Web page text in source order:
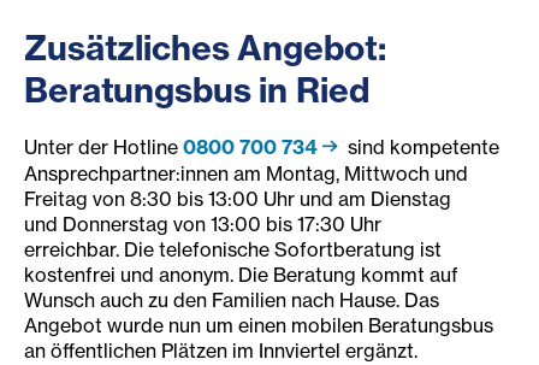
Zusätzliches Angebot:
Beratungsbus in Ried
Unter der Hotline 0800 700 734
sind kompetente
Ansprechpartner:innen am Montag, Mittwoch und
Freitag von 8:30 bis 13:00 Uhr und am Dienstag
und Donnerstag von 13:00 bis 17:30 Uhr
erreichbar. Die telefonische Sofortberatung ist
kostenfrei und anonym. Die Beratung kommt auf
Wunsch auch zu den Familien nach Hause. Das
Angebot wurde nun um einen mobilen Beratungsbus
an öffentlichen Plätzen im Innviertel ergänzt.